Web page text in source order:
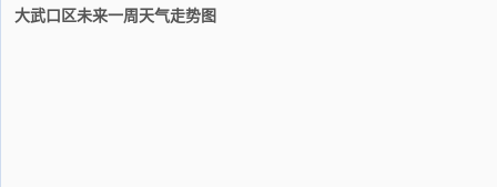
大武口区未来一周天气走势图